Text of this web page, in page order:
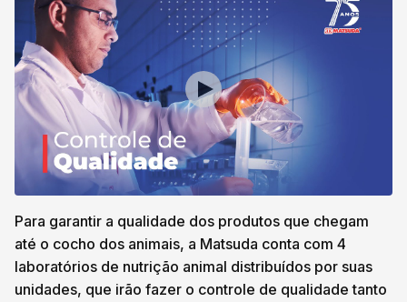
Para garantir a qualidade dos produtos que chegam
até o cocho dos animais, a Matsuda conta com 4
laboratórios de nutrição animal distribuídos por suas
unidades, que irão fazer o controle de qualidade tanto